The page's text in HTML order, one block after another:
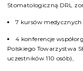
Stomatologiczną DRL
7 kursów
4 konferencje
Polskiego Towarzystwa
uczestników 110 osób),